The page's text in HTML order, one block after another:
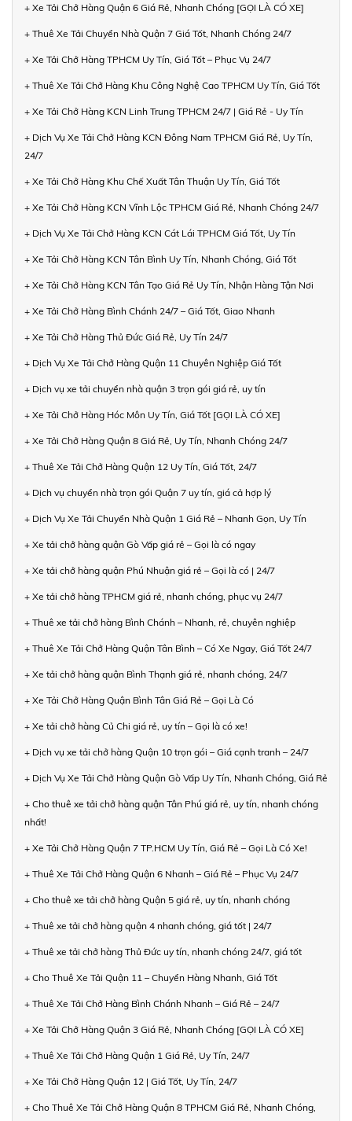
+ Xe Tải Chở Hàng Quận 6 Giá Rẻ, Nhanh Chóng [GỌI LÀ CÓ XE]
+ Thuê Xe Tải Chuyển Nhà Quận 7 Giá Tốt, Nhanh Chóng 24/7
+ Xe Tải Chở Hàng TPHCM Uy Tín, Giá Tốt – Phục Vụ 24/7
+ Thuê Xe Tải Chở Hàng Khu Công Nghệ Cao TPHCM Uy Tín, Giá Tốt
+ Xe Tải Chở Hàng KCN Linh Trung TPHCM 24/7 | Giá Rẻ - Uy Tín
+ Dịch Vụ Xe Tải Chở Hàng KCN Đông Nam TPHCM Giá Rẻ, Uy Tín,
24/7
+ Xe Tải Chở Hàng Khu Chế Xuất Tân Thuận Uy Tín, Giá Tốt
+ Xe Tải Chở Hàng KCN Vĩnh Lộc TPHCM Giá Rẻ, Nhanh Chóng 24/7
+ Dịch Vụ Xe Tải Chở Hàng KCN Cát Lái TPHCM Giá Tốt, Uy Tín
+ Xe Tải Chở Hàng KCN Tân Bình Uy Tín, Nhanh Chóng, Giá Tốt
+ Xe Tải Chở Hàng KCN Tân Tạo Giá Rẻ Uy Tín, Nhận Hàng Tận Nơi
+ Xe Tải Chở Hàng Bình Chánh 24/7 – Giá Tốt, Giao Nhanh
+ Xe Tải Chở Hàng Thủ Đức Giá Rẻ, Uy Tín 24/7
+ Dịch Vụ Xe Tải Chở Hàng Quận 11 Chuyên Nghiệp Giá Tốt
+ Dịch vụ xe tải chuyển nhà quận 3 trọn gói giá rẻ, uy tín
+ Xe Tải Chở Hàng Hóc Môn Uy Tín, Giá Tốt [GỌI LÀ CÓ XE]
+ Xe Tải Chở Hàng Quận 8 Giá Rẻ, Uy Tín, Nhanh Chóng 24/7
+ Thuê Xe Tải Chở Hàng Quận 12 Uy Tín, Giá Tốt, 24/7
+ Dịch vụ chuyển nhà trọn gói Quận 7 uy tín, giá cả hợp lý
+ Dịch Vụ Xe Tải Chuyển Nhà Quận 1 Giá Rẻ – Nhanh Gọn, Uy Tín
+ Xe tải chở hàng quận Gò Vấp giá rẻ – Gọi là có ngay
+ Xe tải chở hàng quận Phú Nhuận giá rẻ – Gọi là có | 24/7
+ Xe tải chở hàng TPHCM giá rẻ, nhanh chóng, phục vụ 24/7
+ Thuê xe tải chở hàng Bình Chánh – Nhanh, rẻ, chuyên nghiệp
+ Thuê Xe Tải Chở Hàng Quận Tân Bình – Có Xe Ngay, Giá Tốt 24/7
+ Xe tải chở hàng quận Bình Thạnh giá rẻ, nhanh chóng, 24/7
+ Xe Tải Chở Hàng Quận Bình Tân Giá Rẻ – Gọi Là Có
+ Xe tải chở hàng Củ Chi giá rẻ, uy tín – Gọi là có xe!
+ Dịch vụ xe tải chở hàng Quận 10 trọn gói – Giá cạnh tranh – 24/7
+ Dịch Vụ Xe Tải Chở Hàng Quận Gò Vấp Uy Tín, Nhanh Chóng, Giá Rẻ
+ Cho thuê xe tải chở hàng quận Tân Phú giá rẻ, uy tín, nhanh chóng
nhất!
+ Xe Tải Chở Hàng Quận 7 TP.HCM Uy Tín, Giá Rẻ – Gọi Là Có Xe!
+ Thuê Xe Tải Chở Hàng Quận 6 Nhanh – Giá Rẻ – Phục Vụ 24/7
+ Cho thuê xe tải chở hàng Quận 5 giá rẻ, uy tín, nhanh chóng
+ Thuê xe tải chở hàng quận 4 nhanh chóng, giá tốt | 24/7
+ Thuê xe tải chở hàng Thủ Đức uy tín, nhanh chóng 24/7, giá tốt
+ Cho Thuê Xe Tải Quận 11 – Chuyển Hàng Nhanh, Giá Tốt
+ Thuê Xe Tải Chở Hàng Bình Chánh Nhanh – Giá Rẻ – 24/7
+ Xe Tải Chở Hàng Quận 3 Giá Rẻ, Nhanh Chóng [GỌI LÀ CÓ XE]
+ Thuê Xe Tải Chở Hàng Quận 1 Giá Rẻ, Uy Tín, 24/7
+ Xe Tải Chở Hàng Quận 12 | Giá Tốt, Uy Tín, 24/7
+ Cho Thuê Xe Tải Chở Hàng Quận 8 TPHCM Giá Rẻ, Nhanh Chóng,